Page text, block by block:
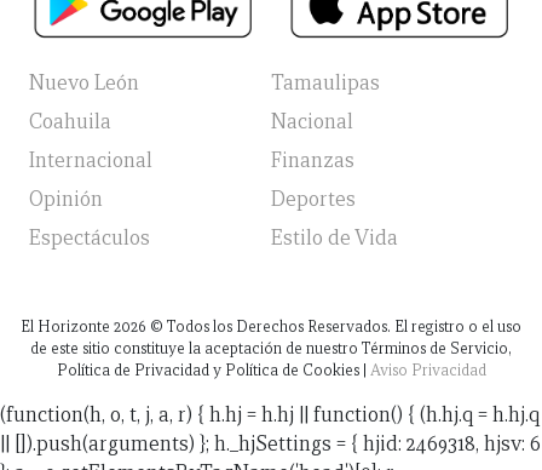
Nuevo León
Tamaulipas
Coahuila
Nacional
Internacional
Finanzas
Opinión
Deportes
Espectáculos
Estilo de Vida
El Horizonte 2026 © Todos los Derechos Reservados. El registro o el uso
de este sitio constituye la aceptación de nuestro Términos de Servicio,
Política de Privacidad y Política de Cookies | Aviso Privacidad
(function(h, o, t, j, a, r) { h.hj = h.hj || function() { (h.hj.q = h.hj.q
|| []).push(arguments) }; h._hjSettings = { hjid: 2469318, hjsv: 6